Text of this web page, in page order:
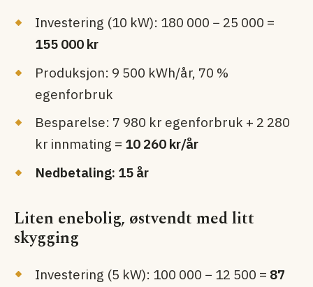
Investering (10 kW): 180 000 − 25 000 =
155 000 kr
Produksjon: 9 500 kWh/år, 70 %
egenforbruk
Besparelse: 7 980 kr egenforbruk + 2 280
kr innmating = 10 260 kr/år
Nedbetaling: 15 år
Liten enebolig, østvendt med litt
skygging
Investering (5 kW): 100 000 − 12 500 = 87